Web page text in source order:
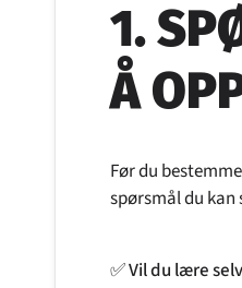
1.
Å
Før du
spørsmål du kan
✅Vil du lære